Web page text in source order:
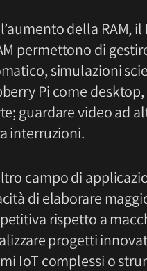
della RAM, il
permettono di
simulazioni
Pi come
guardare video ad
interruzioni.
campo di
di elaborare
rispetto a
progetti
IoT complessi o